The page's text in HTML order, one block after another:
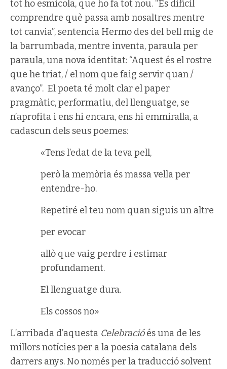
tot ho esmicola, que ho fa tot nou. “És difícil
comprendre què passa amb nosaltres mentre
tot canvia”, sentencia Hermo des del bell mig de
la barrumbada, mentre inventa, paraula per
paraula, una nova identitat: “Aquest és el rostre
que he triat, / el nom que faig servir quan /
avanço”. El poeta té molt clar el paper
pragmàtic, performatiu, del llenguatge, se
n’aprofita i ens hi encara, ens hi emmiralla, a
cadascun dels seus poemes:
«Tens l’edat de la teva pell,
però la memòria és massa vella per
entendre-ho.
Repetiré el teu nom quan siguis un altre
per evocar
allò que vaig perdre i estimar
profundament.
El llenguatge dura.
Els cossos no»
L’arribada d’aquesta Celebracióés una de les
millors notícies per a la poesia catalana dels
darrers anys. No només per la traducció solvent